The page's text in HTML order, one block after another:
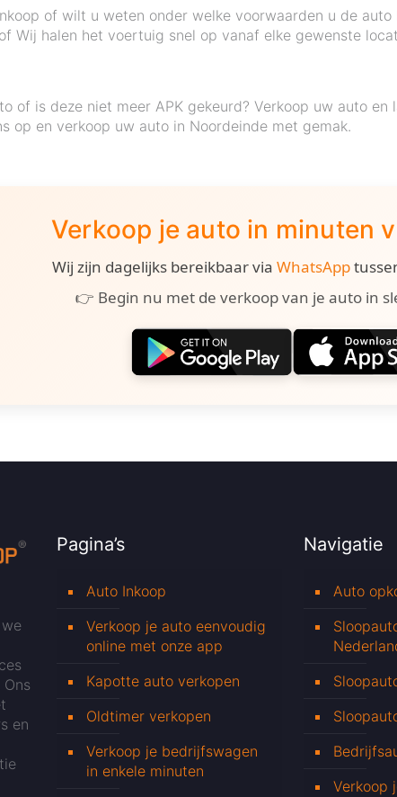
of wilt u weten onder welke voorwaarden u de
Wij halen het voertuig snel op vanaf elke gewenste
of is deze niet meer APK gekeurd? Verkoop uw auto
op en verkoop uw auto in Noordeinde met gemak.
Verkoop je auto in minuten
Wij zijn dagelijks bereikbaar via WhatsApp
👉 Begin nu met de verkoop van je auto in
en
Pagina’s
Auto Inkoop
Verkoop je auto eenvoudig
online met onze app
Kapotte auto verkopen
Oldtimer verkopen
Verkoop je bedrijfswagen
in enkele minuten
Navigatie
Auto
Verkoop